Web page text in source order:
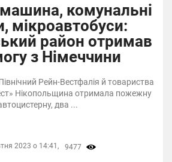
комунальні
мікроавтобуси:
район отримав
з Німеччини
Рейн-Вестфалія й товариства
Нікопольщина отримала пожежну
два ...
2023 о 14:41, 9477